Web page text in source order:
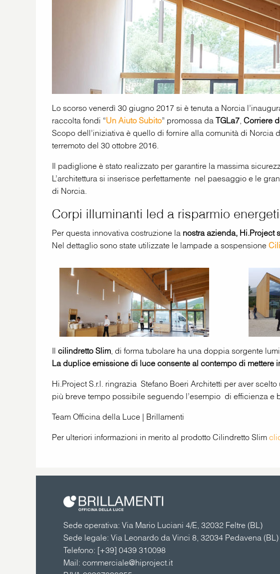
Lo scorso venerdì 30 giugno 2017 si è tenuta a Norcia
raccolta fondi “Un Aiuto Subito” promossa da TGLa7 Corriere
Scopo dell’iniziativa è quello di fornire alla comunità di
terremoto del 30 ottobre 2016.
Il padiglione è stato realizzato per garantire la massima
L’architettura si inserisce perfettamente nel paesaggio e le
di Norcia.
Corpi illuminanti led a risparmio
Per questa innovativa costruzione la nostra azienda, Hi.Project
Nel dettaglio sono state utilizzate le lampade a sospensione
Il cilindretto Slim , di forma tubolare ha una doppia sorgente
La duplice emissione di luce consente al contempo di
Hi.Project S.r.l. ringrazia Stefano Boeri Architetti per aver scelto
più breve tempo possibile seguendo l’esempio di efficienza e
Team Officina della Luce | Brillamenti
Per ulteriori informazioni in merito al prodotto Cilindretto Slim
Sede operativa: Via Mario Luciani 4/E, 32032 Feltre (BL)
Sede legale: Via Leonardo da Vinci 8, 32034 Pedavena (BL)
Telefono: [+39] 0439 310098
Mail: commerciale@hiproject.it